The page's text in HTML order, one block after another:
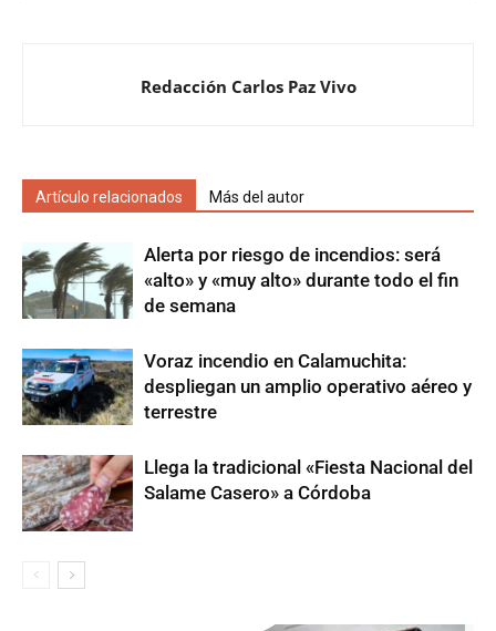
Redacción Carlos Paz Vivo
Artículo relacionados Más del autor
Alerta por riesgo de incendios: será
«alto» y «muy alto» durante todo el fin
de semana
Voraz incendio en Calamuchita:
despliegan un amplio operativo aéreo y
terrestre
Llega la tradicional «Fiesta Nacional del
Salame Casero» a Córdoba